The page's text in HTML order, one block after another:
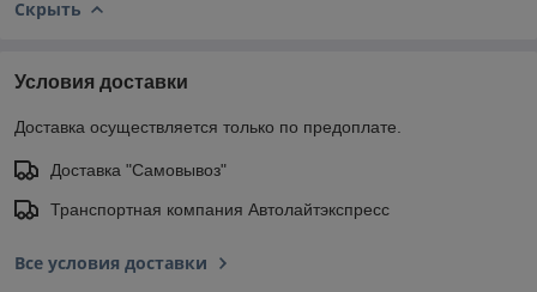
Скрыть
Условия доставки
Доставка осуществляется только по предоплате.
Доставка "Самовывоз"
Транспортная компания Автолайтэкспресс
Все условия доставки